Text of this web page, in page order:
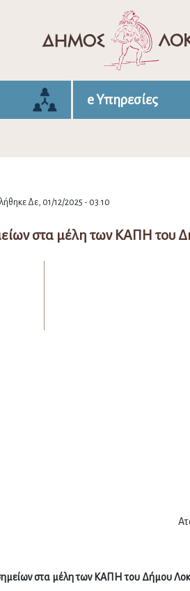
e Υπηρεσίες
Δε, 01/12/2025 - 03:10
στα μέλη των ΚΑΠΗ του
στα μέλη των ΚΑΠΗ του Δήμου